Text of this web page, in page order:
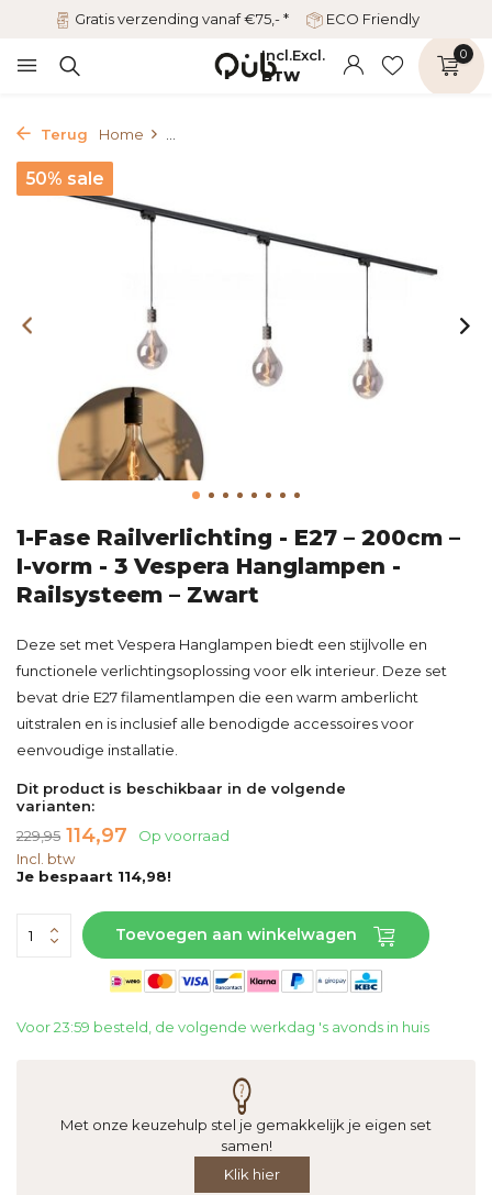
Gratis verzending vanaf €75,- * ECO Friendly
Incl.Excl.
BTW
0
Terug Home
50% sale
1-Fase Railverlichting - E27 – 200cm –
I-vorm - 3 Vespera Hanglampen -
Railsysteem – Zwart
Deze set met Vespera Hanglampen biedt een stijlvolle en
functionele verlichtingsoplossing voor elk interieur. Deze set
bevat drie E27 filamentlampen die een warm amberlicht
uitstralen en is inclusief alle benodigde accessoires voor
eenvoudige installatie.
Dit product is beschikbaar in de volgende
varianten:
229,95 114,97
Op voorraad
Incl. btw
Je bespaart 114,98!
Toevoegen aan winkelwagen
Voor 23:59 besteld, de volgende werkdag 's avonds in huis
Met onze keuzehulp stel je gemakkelijk je eigen set
samen!
Klik hier